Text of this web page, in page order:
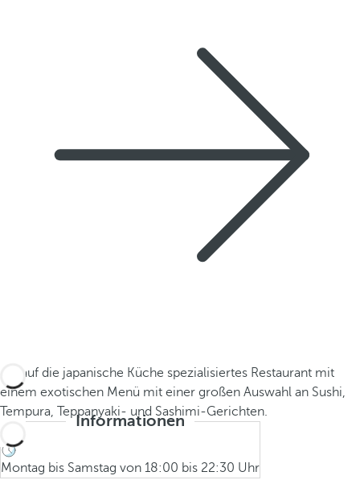
Ein auf die japanische Küche spezialisiertes Restaurant mit
einem exotischen Menü mit einer großen Auswahl an Sushi,
Tempura, Teppanyaki- und Sashimi-Gerichten.
Informationen
Montag bis Samstag von 18:00 bis 22:30 Uhr